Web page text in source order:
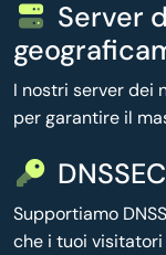
Server
I nostri server dei
per garantire il
DNSSEC
Supportiamo
che i tuoi